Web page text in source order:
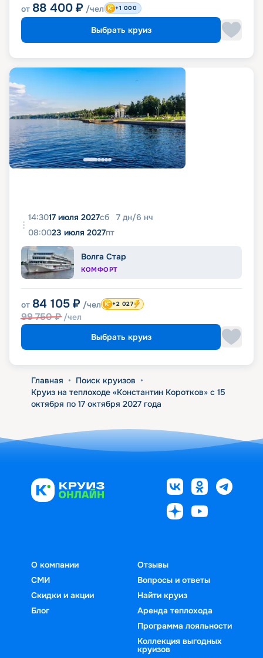
от 88 400 ₽ /чел +1 000
Выбрать круиз
14:3017 июля 2027сб 7 дн/6 нч
08:0023 июля 2027пт
Волга Стар
КОМФОРТ
от 84 105 ₽ /чел
99 750₽ /чел
+2 027
Выбрать круиз
Главная • Поиск круизов •
Круиз на теплоходе «Константин Коротков» с 15
октября по 17 октября 2027 года
О компании
СМИ
Скидки и акции
Блог
Отзывы
Вопросы и ответы
Найти круиз
Аренда теплохода
Программа лояльности
Коллекция выгодных
круизов